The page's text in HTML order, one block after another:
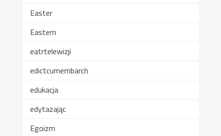
Easter
Eastern
eatrtelewizji
edictcumembarch
edukacja
edytazając
Egoizm